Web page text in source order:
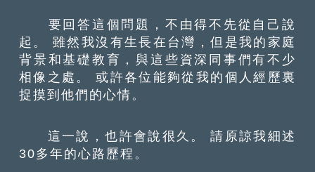
要回答這個問題，不由得不先從自己說
起。 雖然我沒有生長在台灣，但是我的家庭
背景和基礎教育，與這些資深同事們有不少
相像之處。 或許各位能夠從我的個人經歷裏
捉摸到他們的心情。
這一說，也許會說很久。 請原諒我細述
30多年的心路歷程。